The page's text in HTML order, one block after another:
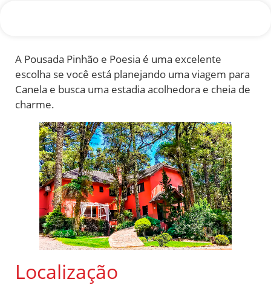
A Pousada Pinhão e Poesia é uma excelente
escolha se você está planejando uma viagem para
Canela e busca uma estadia acolhedora e cheia de
charme.
Localização